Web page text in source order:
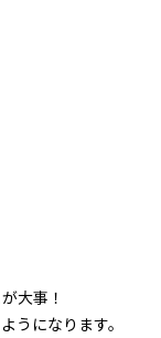
大事！
うになります。